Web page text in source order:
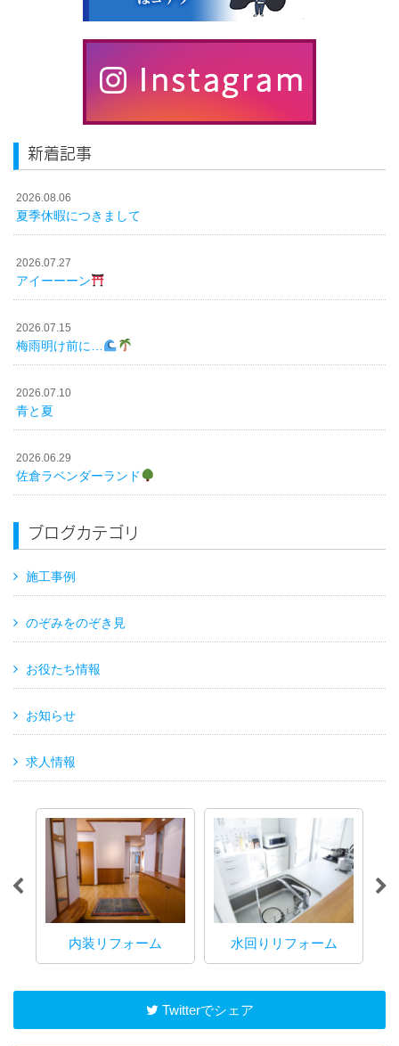
新着記事
2026.08.06
夏季休暇につきまして
2026.07.27
アイーーーン
2026.07.15
梅雨明け前に…
2026.07.10
青と夏
2026.06.29
佐倉ラベンダーランド
ブログカテゴリ
施工事例
のぞみをのぞき見
お役たち情報
お知らせ
求人情報
内装リフォーム 水回りリフォーム
Twitterでシェア